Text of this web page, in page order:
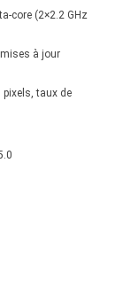
core (2×2.2 GHz
à jour
pixels, taux de